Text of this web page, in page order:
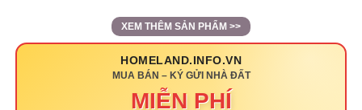
XEM THÊM SẢN PHẨM >>
HOMELAND.INFO.VN
MUA BÁN – KÝ GỬI NHÀ ĐẤT
MIỄN PHÍ